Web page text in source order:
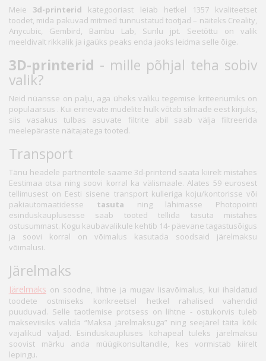
Meie 3d-printerid kategooriast leiab hetkel 1357 kvaliteetset
toodet, mida pakuvad mitmed tunnustatud tootjad – näiteks Creality,
Anycubic, Gembird, Bambu Lab, Sunlu jpt. Seetõttu on valik
meeldivalt rikkalik ja igaüks peaks enda jaoks leidma selle õige.
3D-printerid - mille põhjal teha sobiv
valik?
Neid nüansse on palju, aga üheks valiku tegemise kriteeriumiks on
populaarsus . Kui erinevate mudelite hulk võtab silmade eest kirjuks,
siis vasakus tulbas asuvate filtrite abil saab välja filtreerida
meelepäraste näitajatega tooted.
Transport
Tänu headele partneritele saame 3d-printerid saata kiirelt mistahes
Eestimaa otsa ning soovi korral ka välismaale. Alates 59 eurosest
tellimusest on Eesti sisene transport kulleriga koju/kontorisse või
pakiautomaatidesse tasuta ning lähimasse Photopointi
esinduskauplusesse saab tooted tellida tasuta mistahes
ostusummast. Kogu kaubavalikule kehtib 14- päevane tagastusõigus
ja soovi korral on võimalus kasutada soodsaid järelmaksu
võimalusi.
Järelmaks
Järelmaks on soodne, lihtne ja mugav lisavõimalus, kui ihaldatud
toodete ostmiseks konkreetsel hetkel rahalised vahendid
puuduvad. Selle taotlemise protsess on lihtne - ostukorvis tuleb
makseviisiks valida “Maksa järelmaksuga” ning seejärel täita kõik
vajalikud väljad. Esinduskaupluses kohapeal tuleks järelmaksu
soovist märku anda müügikonsultandile, kes vormistab kiirelt
lepingu.